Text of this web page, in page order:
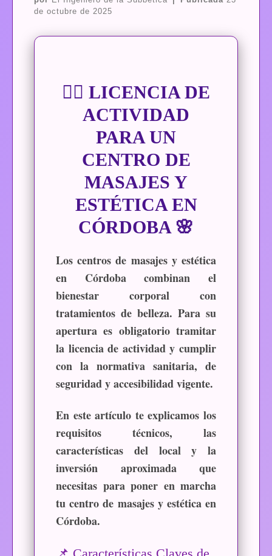
de octubre de 2025
💆‍♀️ LICENCIA DE
ACTIVIDAD
PARA UN
CENTRO DE
MASAJES Y
ESTÉTICA EN
CÓRDOBA 🌸
Los centros de masajes y estética
en Córdoba combinan el
bienestar corporal con
tratamientos de belleza. Para su
apertura es obligatorio tramitar
la licencia de actividady cumplir
con la normativa sanitaria, de
seguridad y accesibilidad vigente.
En este artículo te explicamos los
requisitos técnicos, las
características del local y la
inversión aproximada que
necesitas para poner en marcha
tu centro de masajes y estética en
Córdoba.